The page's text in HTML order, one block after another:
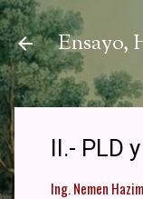
Ensayo,
II.- PLD
Ing. Nemen Hazim